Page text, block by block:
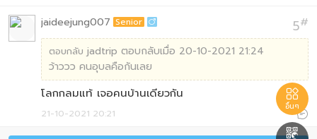
5#
jaideejung007 Senior 
ตอบกลับ jadtrip ตอบกลับเมื่อ 20-10-2021 21:24
ว้าววว คนอุบลคือกันเลย
โลกกลมแท้ เจอคนบ้านเดียวกัน

21-10-2021 20:21

อื่นๆ
